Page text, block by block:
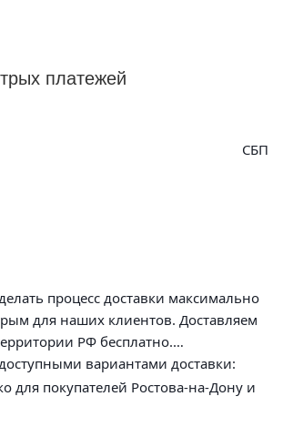
платежей
СБП
процесс доставки максимально
для наших клиентов. Доставляем
РФ бесплатно.
вариантами доставки:
для покупателей Ростова-на-Дону и